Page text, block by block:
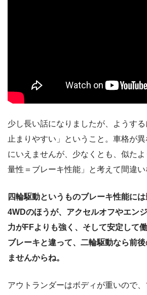
少し長い話になりましたが、ようす
止まりやすい」ということ。車格が
にいえませんが、少なくとも、似た
量性＝ブレーキ性能」と考えて間違い
四輪駆動というものブレーキ性能には
4WDのほうが、アクセルオフやエン
力がFFよりも強く、そして安定して
ブレーキと違って、二輪駆動なら前
ませんからね。
アウトランダーはボディが重いので